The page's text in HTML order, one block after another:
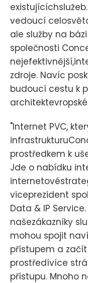
vedoucí
ale služby na
společnosti
zdroje. Navíc
budoucí cestu k
"Internet PVC,
prostředkem k
Jde o nabídku
viceprezident
Data & IP
našezákazníky
mohou spojit
přístupem a
prostředívíce
přístupu. Mnoho